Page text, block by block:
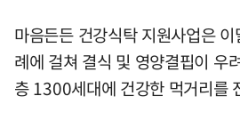
마음든든 건강식탁 지원사업은
례에 걸쳐 결식 및 영양결핍이 우
층 1300세대에 건강한 먹거리를